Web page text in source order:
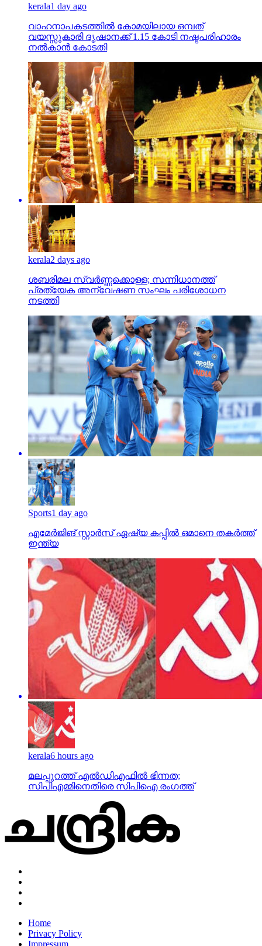
kerala1 day ago
വാഹനാപകടത്തില്‍ കോമയിലായ ഒമ്പത്
വയസ്സുകാരി ദൃഷാനക്ക് 1.15 കോടി നഷ്ടപരിഹാരം
നല്‍കാന്‍ കോടതി
kerala2 days ago
ശബരിമല സ്വര്‍ണ്ണക്കൊള്ള; സന്നിധാനത്ത്
പ്രത്യേക അന്വേഷണ സംഘം പരിശോധന
നടത്തി
Sports1 day ago
എമേര്‍ജിങ് സ്റ്റാര്‍സ് ഏഷ്യ കപ്പില്‍ ഒമാനെ തകര്‍ത്ത്
ഇന്ത്യ
kerala6 hours ago
മലപ്പുറത്ത് എല്‍ഡിഎഫില്‍ ഭിന്നത;
സിപിഎമ്മിനെതിരെ സിപിഐ രംഗത്ത്
Home
Privacy Policy
Impressum